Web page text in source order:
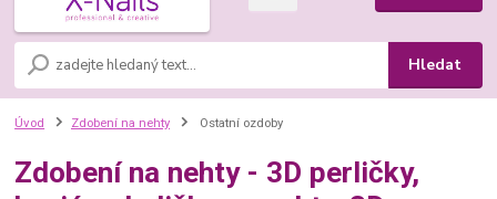
Hledat
Úvod Zdobení na nehty Ostatní ozdoby
Zdobení na nehty - 3D perličky,